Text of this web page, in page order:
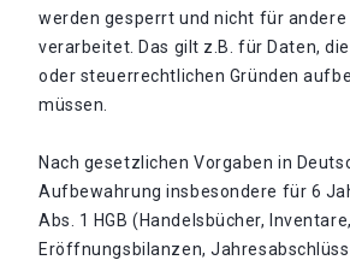
werden gesperrt und nicht für andere
verarbeitet. Das gilt z.B. für Daten,
oder steuerrechtlichen Gründen
müssen.
Nach gesetzlichen Vorgaben in
Aufbewahrung insbesondere für 6
Abs. 1 HGB (Handelsbücher, Inventare,
Eröffnungsbilanzen,